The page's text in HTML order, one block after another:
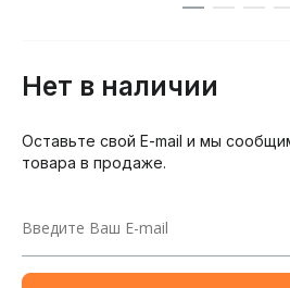
Нет в наличии
Оставьте свой E-mail и мы
товара в продаже.